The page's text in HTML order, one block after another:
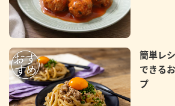
簡単レ
できる
プ